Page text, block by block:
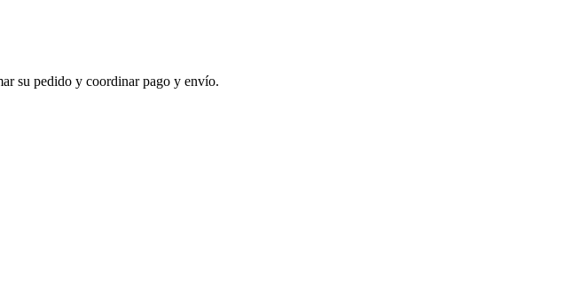
su pedido y coordinar pago y envío.